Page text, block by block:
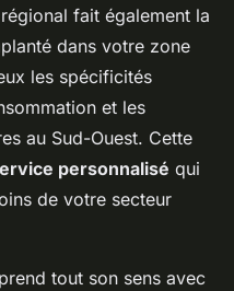
fait également la
dans votre zone
les spécificités
et les
au Sud-Ouest. Cette
personnalisé qui
de votre secteur
tout son sens avec